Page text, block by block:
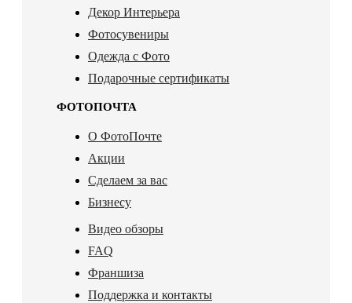
Декор Интерьера
Фотосувениры
Одежда с Фото
Подарочные сертификаты
ФОТОПОЧТА
О ФотоПочте
Акции
Сделаем за вас
Бизнесу
Видео обзоры
FAQ
Франшиза
Поддержка и контакты